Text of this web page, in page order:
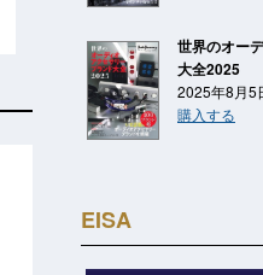
世界のオー
大全2025
2025年8月5
購入する
EISA